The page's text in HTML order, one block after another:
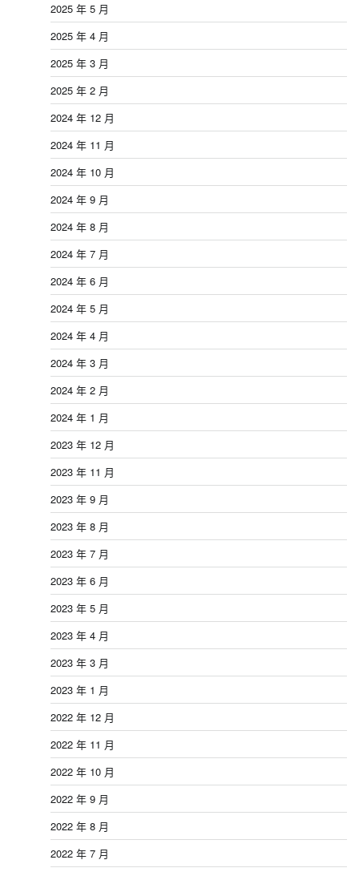
2025 年 5 月
2025 年 4 月
2025 年 3 月
2025 年 2 月
2024 年 12 月
2024 年 11 月
2024 年 10 月
2024 年 9 月
2024 年 8 月
2024 年 7 月
2024 年 6 月
2024 年 5 月
2024 年 4 月
2024 年 3 月
2024 年 2 月
2024 年 1 月
2023 年 12 月
2023 年 11 月
2023 年 9 月
2023 年 8 月
2023 年 7 月
2023 年 6 月
2023 年 5 月
2023 年 4 月
2023 年 3 月
2023 年 1 月
2022 年 12 月
2022 年 11 月
2022 年 10 月
2022 年 9 月
2022 年 8 月
2022 年 7 月